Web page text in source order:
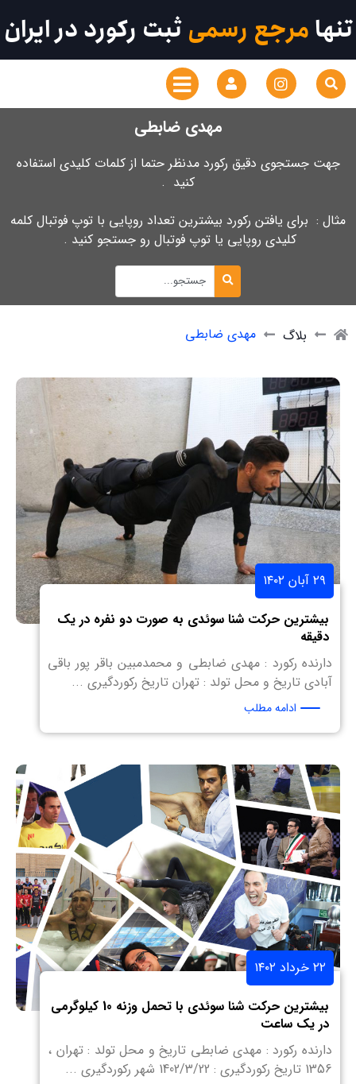
تنهامرجع رسمیثبت رکورد در ایران
مهدی ضابطی
جهت جستجوی دقیق رکورد مدنظر حتما از کلمات کلیدی استفاده
کنید .
مثال : برای یافتن رکورد بیشترین تعداد روپایی با توپ فوتبال کلمه
کلیدی روپایی یا توپ فوتبال رو جستجو کنید .
بلاگ مهدی ضابطی
۲۹ آبان ۱۴۰۲
بیشترین حرکت شنا سوئدی به صورت دو نفره در یک
دقیقه
دارنده رکورد : مهدی ضابطی و محمدمبین باقر پور باقی
آبادی تاریخ و محل تولد : تهران تاریخ رکوردگیری ...
ادامه مطلب
۲۲ خرداد ۱۴۰۲
بیشترین حرکت شنا سوئدی با تحمل وزنه 10 کیلوگرمی
در یک ساعت
دارنده رکورد : مهدی ضابطی تاریخ و محل تولد : تهران ،
1356 تاریخ رکوردگیری : 1402/3/22 شهر رکوردگیری ...